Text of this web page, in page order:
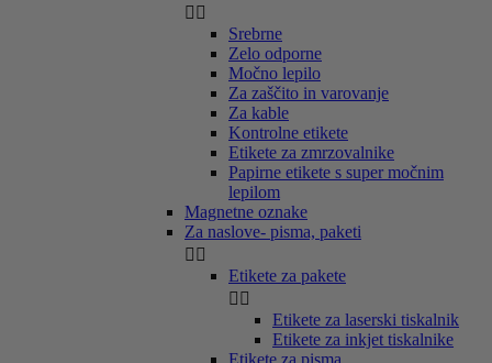
 
Srebrne
Zelo odporne
Močno lepilo
Za zaščito in varovanje
Za kable
Kontrolne etikete
Etikete za zmrzovalnike
Papirne etikete s super močnim
lepilom
Magnetne oznake
Za naslove- pisma, paketi
 
Etikete za pakete
 
Etikete za laserski tiskalnik
Etikete za inkjet tiskalnike
Etikete za pisma